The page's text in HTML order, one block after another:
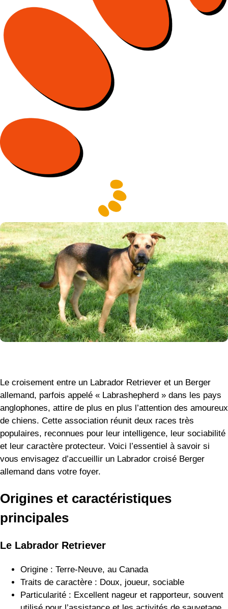
Le croisement entre un Labrador Retriever et un Berger
allemand, parfois appelé « Labrashepherd » dans les pays
anglophones, attire de plus en plus l’attention des amoureux
de chiens. Cette association réunit deux races très
populaires, reconnues pour leur intelligence, leur sociabilité
et leur caractère protecteur. Voici l’essentiel à savoir si
vous envisagez d’accueillir un Labrador croisé Berger
allemand dans votre foyer.
Origines et caractéristiques
principales
Le Labrador Retriever
Origine : Terre-Neuve, au Canada
Traits de caractère : Doux, joueur, sociable
Particularité : Excellent nageur et rapporteur, souvent